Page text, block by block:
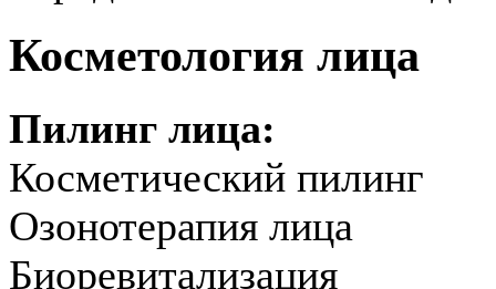
Косметология лица
Пилинг лица:
Косметический пилинг
Озонотерапия лица
Биоревитализация